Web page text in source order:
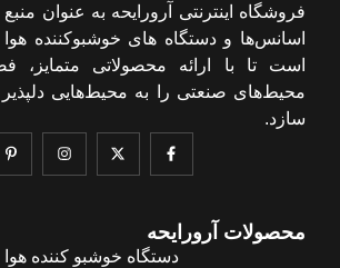
فروشگاه اینترنتی آرورایحه به عنوان
اسانس‌ها و دستگاه های خوشبوکننده
است تا با ارائه محصولاتی متمایز،
محیط‌های صنعتی را به محیط‌هایی
سازد.
محصولات آرورایحه
دستگاه خوشبو کننده هوا